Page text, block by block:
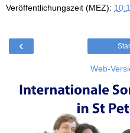
Veröffentlichungszeit (MEZ):
‹
Web-